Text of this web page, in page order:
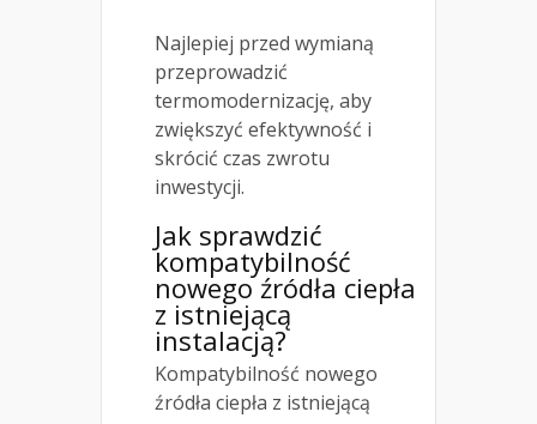
Najlepiej przed wymianą
przeprowadzić
termomodernizację, aby
zwiększyć efektywność i
skrócić czas zwrotu
inwestycji.
Jak sprawdzić
kompatybilność
nowego źródła ciepła
z istniejącą
instalacją?
Kompatybilność nowego
źródła ciepła z istniejącą